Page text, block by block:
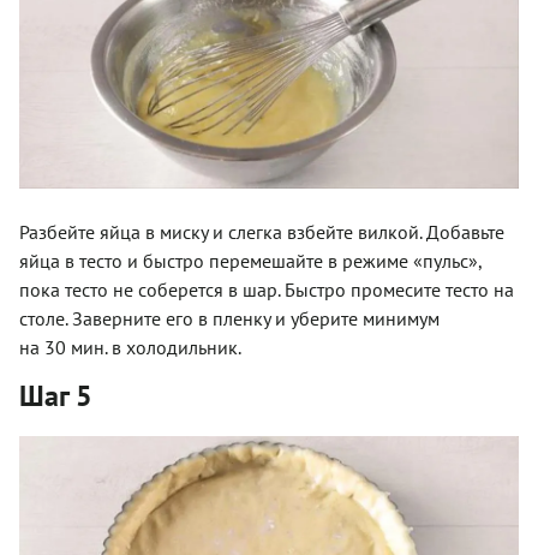
Разбейте яйца в миску и слегка взбейте вилкой. Добавьте
яйца в тесто и быстро перемешайте в режиме «пульс»,
пока тесто не соберется в шар. Быстро промесите тесто на
столе. Заверните его в пленку и уберите минимум
на 30 мин. в холодильник.
Шаг 5